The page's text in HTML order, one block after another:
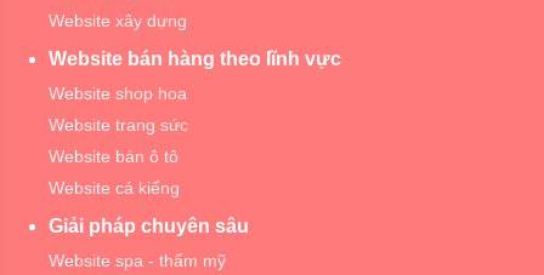
Website xây dựng
Website bán hàng theo lĩnh vực
Website shop hoa
Website trang sức
Website bán ô tô
Website cá kiểng
Giải pháp chuyên sâu
Website spa - thẩm mỹ